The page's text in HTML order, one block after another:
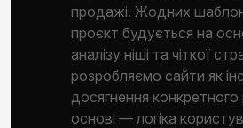
продажі. Жодних
проєкт будується на
аналізу ніші та чіткої
розробляємо сайти як
досягнення
основі — логіка